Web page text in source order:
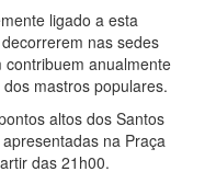
ligado a esta
nas sedes
anualmente
mastros populares.
altos dos Santos
na Praça
das 21h00.